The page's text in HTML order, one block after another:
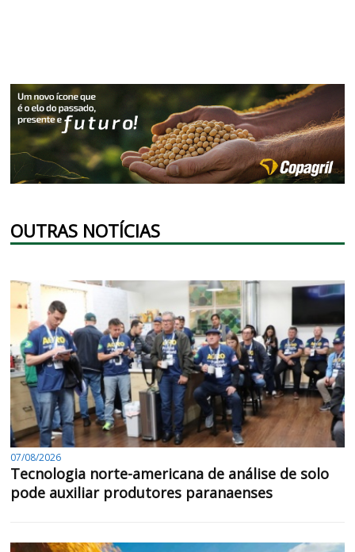
OUTRAS NOTÍCIAS
07/08/2026
Tecnologia norte-americana de análise de solo
pode auxiliar produtores paranaenses